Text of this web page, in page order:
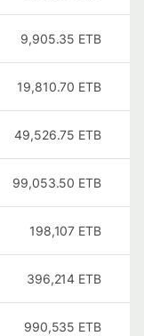
9,905.35 ETB
19,810.70 ETB
49,526.75 ETB
99,053.50 ETB
198,107 ETB
396,214 ETB
990,535 ETB